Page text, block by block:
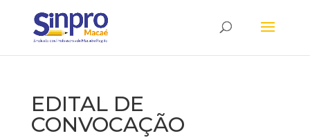
EDITAL DE
CONVOCAÇÃO